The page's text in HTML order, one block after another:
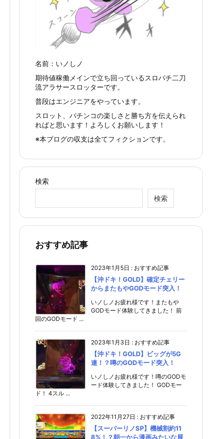
名前：いノしノ
期待値稼働メインで立ち回っているスロパチ二刀
流アラサースロッターです。
普段はエンジニアをやっています。
スロット、パチンコの楽しさと勝ち方を伝えられ
ればと思います！よろしくお願いします！
※本ブログの収支は全てフィクションです。
検索
検索
おすすめ記事
2023年1月5日 : おすすめ記事
【沖ドキ！GOLD】確定チェリー
からまたもやGODモード突入！
いノしノお疲れ様です！またもや
GODモード体験してきました！ 前
回のGODモード ...
2023年1月3日 : おすすめ記事
【沖ドキ！GOLD】ビッグが5G
連！？噂のGODモード突入！
いノしノお疲れ様です！噂のGODモ
ード体験してきました！ GODモー
ド！ 4スル ...
2022年11月27日 : おすすめ記事
【スーパーリノSP】機械割約11
8%！？朝一から漫画みたいな展